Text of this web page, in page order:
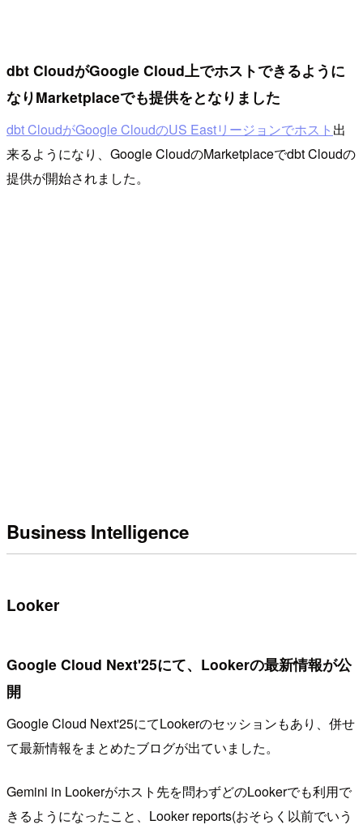
dbt CloudがGoogle Cloud上でホストできるように
なりMarketplaceでも提供をとなりました
dbt CloudがGoogle CloudのUS Eastリージョンでホスト 出
来るようになり、Google CloudのMarketplaceでdbt Cloudの
提供が開始されました。
Business Intelligence
Looker
Google Cloud Next'25にて、Lookerの最新情報が公
開
Google Cloud Next'25にてLookerのセッションもあり、併せ
て最新情報をまとめたブログが出ていました。
Gemini in Lookerがホスト先を問わずどのLookerでも利用で
きるようになったこと、Looker reports(おそらく以前でいう